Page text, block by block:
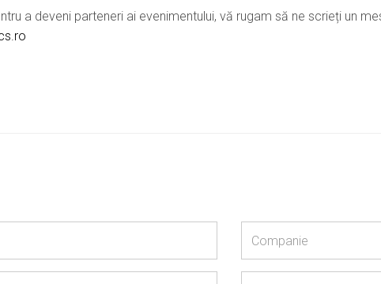
a deveni parteneri ai evenimentului, vă rugam să ne scrieți un